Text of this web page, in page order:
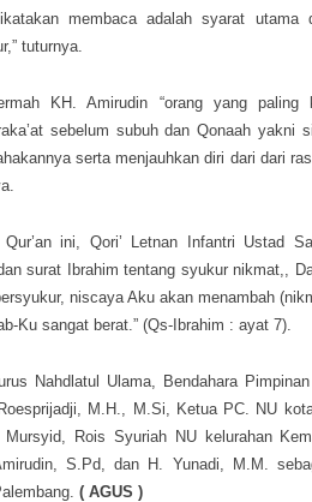
membaca adalah syarat
tuturnya.
KH. Amirudin “orang yang
sebelum subuh dan Qonaah yakni
serta menjauhkan diri dari dari
ini, Qori’ Letnan Infantri Ustad
surat Ibrahim tentang syukur nikmat,,
niscaya Aku akan menambah
Ku sangat berat.” (Qs-Ibrahim : ayat 7).
Nahdlatul Ulama, Bendahara
M.H., M.Si, Ketua PC. NU
Rois Syuriah NU kelurahan
S.Pd, dan H. Yunadi, M.M.
( AGUS )